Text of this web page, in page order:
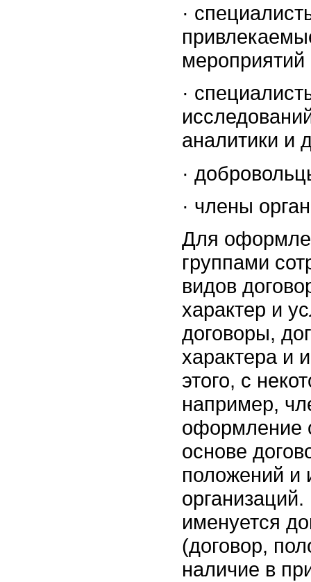
·
·
аналитики и
·
· члены
Для
группами
видов
характер и
договоры,
характера и
этого, с
например,
оформление
основе
положений и
именуется
(договор,
наличие в